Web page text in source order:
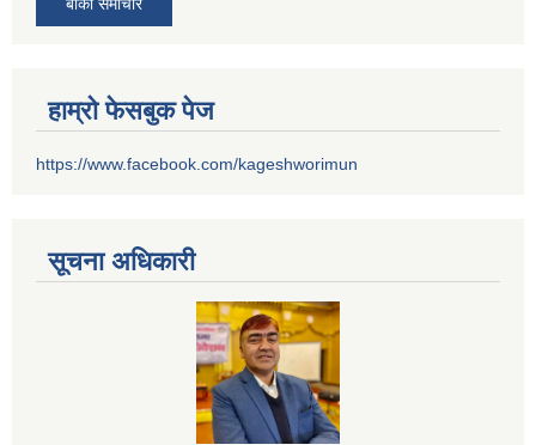
हाम्रो फेसबुक पेज
https://www.facebook.com/kageshworimun
सूचना अधिकारी